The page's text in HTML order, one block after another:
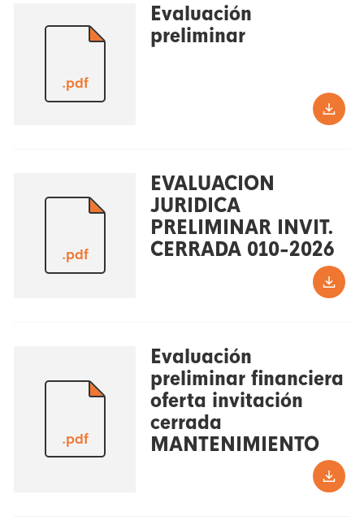
.pdf
Evaluación
preliminar
.pdf
EVALUACION
JURIDICA
PRELIMINAR INVIT.
CERRADA 010-2026
.pdf
Evaluación
preliminar financiera
oferta invitación
cerrada
MANTENIMIENTO